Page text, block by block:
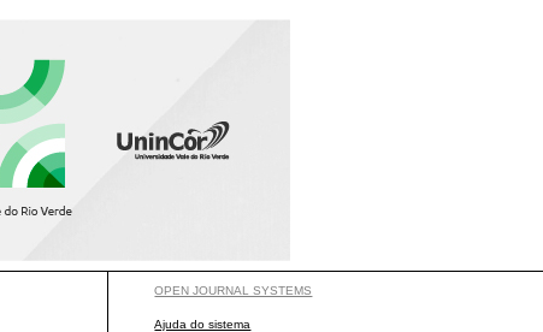
OPEN JOURNAL SYSTEMS
Ajuda do sistema